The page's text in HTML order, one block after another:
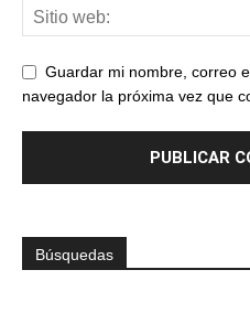
Guardar mi nombre, correo
navegador la próxima vez que
Búsquedas